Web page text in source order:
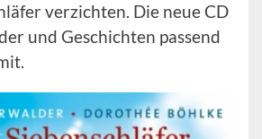
verzichten. Die neue CD
und Geschichten passend